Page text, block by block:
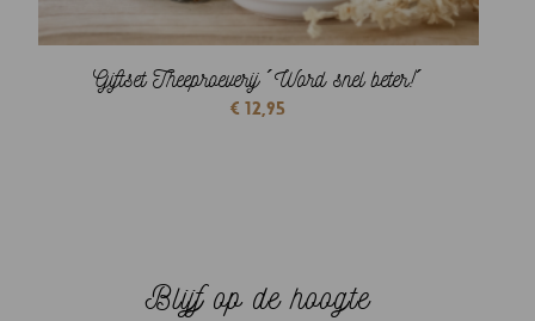
Giftset Theeproeverij ´Word snel beter!´
€ 12,95
Blijf op de hoogte